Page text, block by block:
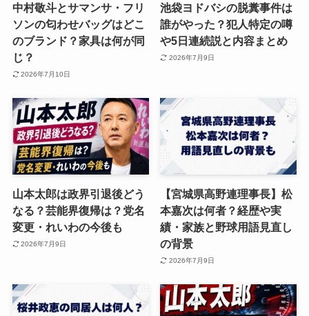
中村敬斗とサマンサ・フリ
ソンの匂わせバッグはどこ
のブランド？家具は何が同
じ？
2026年7月10日
池袋ヨドバシの脱糞事件は
誰がやった？犯人特定の噂
や5日連続説と内容まとめ
2026年7月9日
山本太郎は政界引退後どう
なる？芸能界復帰は？党名
変更・れいわの今後も
2026年7月9日
【宮城県高野連理事長】松
本嘉次は何者？経歴や実
績・家族と野球用語見直し
の背景
2026年7月9日